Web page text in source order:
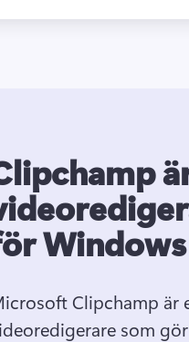
Windows
Clipchamp är
som